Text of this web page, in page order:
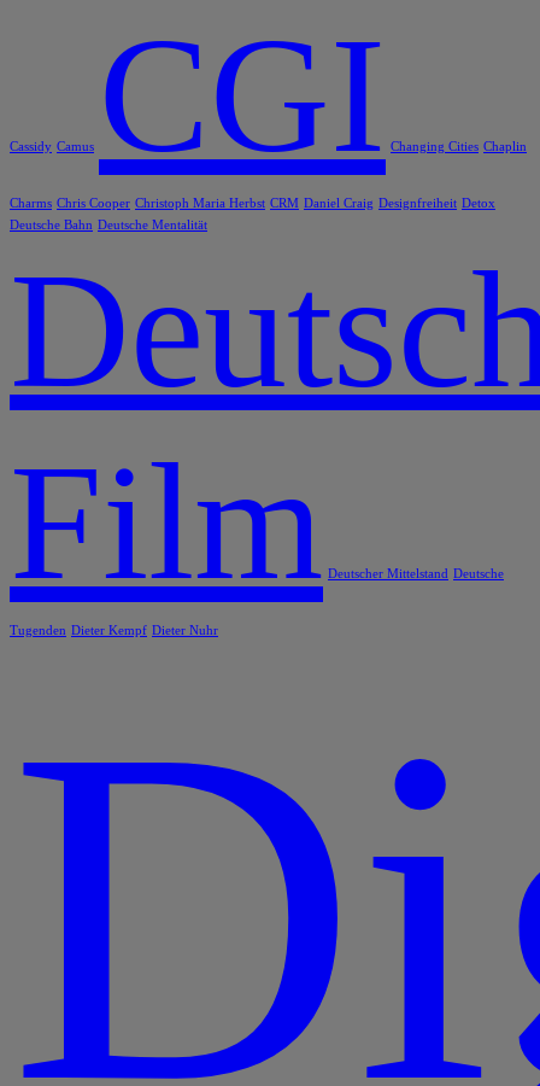
Cassidy Camus CGI Changing Cities Chaplin
Charms Chris Cooper Christoph Maria Herbst CRM Daniel Craig Designfreiheit Detox
Deutsche Bahn Deutsche Mentalität
Film Deutscher Mittelstand Deutsche
Tugenden Dieter Kempf Dieter Nuhr